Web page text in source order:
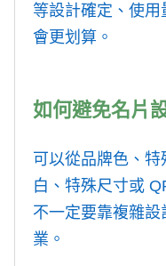
等設計確定、使用
會更划算。
如何避免名片
可以從品牌色、
白、特殊尺寸或
不一定要靠複雜
業。